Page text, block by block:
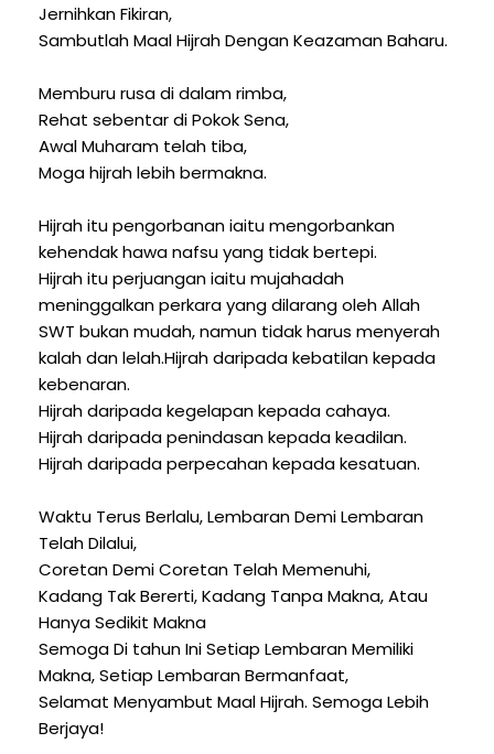
Jernihkan Fikiran,
Sambutlah Maal Hijrah Dengan Keazaman Baharu.
Memburu rusa di dalam rimba,
Rehat sebentar di Pokok Sena,
Awal Muharam telah tiba,
Moga hijrah lebih bermakna.
Hijrah itu pengorbanan iaitu mengorbankan
kehendak hawa nafsu yang tidak bertepi.
Hijrah itu perjuangan iaitu mujahadah
meninggalkan perkara yang dilarang oleh Allah
SWT bukan mudah, namun tidak harus menyerah
kalah dan lelah.Hijrah daripada kebatilan kepada
kebenaran.
Hijrah daripada kegelapan kepada cahaya.
Hijrah daripada penindasan kepada keadilan.
Hijrah daripada perpecahan kepada kesatuan.
Waktu Terus Berlalu, Lembaran Demi Lembaran
Telah Dilalui,
Coretan Demi Coretan Telah Memenuhi,
Kadang Tak Bererti, Kadang Tanpa Makna, Atau
Hanya Sedikit Makna
Semoga Di tahun Ini Setiap Lembaran Memiliki
Makna, Setiap Lembaran Bermanfaat,
Selamat Menyambut Maal Hijrah. Semoga Lebih
Berjaya!